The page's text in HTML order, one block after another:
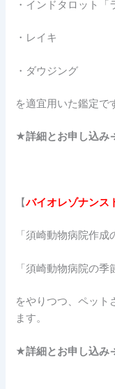
・インドタロット「
・レイキ
・ダウジング
を適宜用いた鑑定で
★詳細とお申し込み
【バイオレゾナンス
「須崎動物病院作成
「須崎動物病院の季
をやりつつ、ペット
ます。
★詳細とお申し込